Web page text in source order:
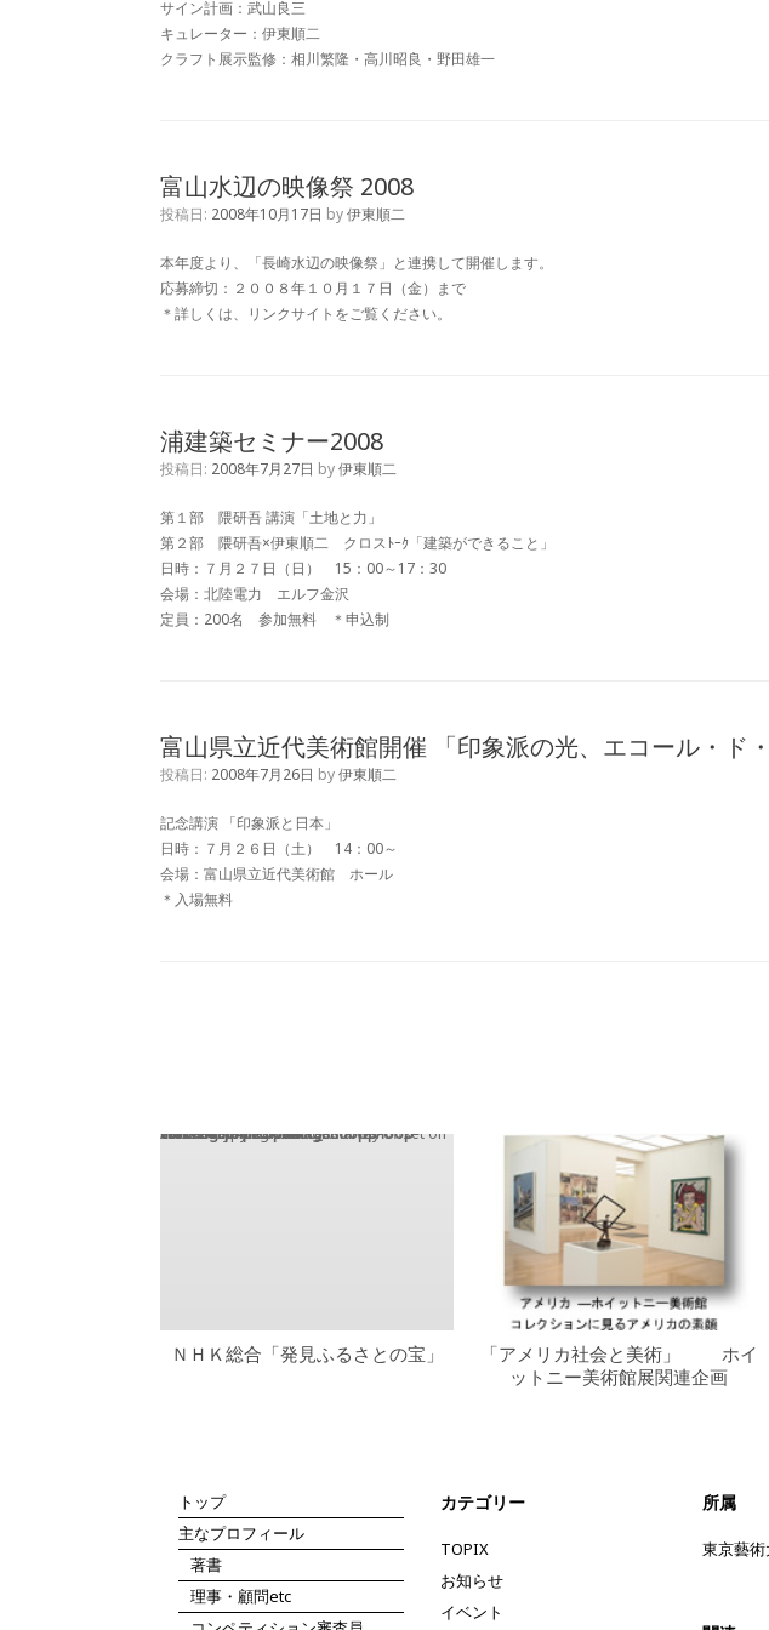
サイン計画：武山良三
キュレーター：伊東順二
クラフト展示監修：相川繁隆・高川昭良・野田雄一
富山水辺の映像祭 2008
投稿日: 2008年10月17日 by伊東順二
本年度より、「長崎水辺の映像祭」と連携して開催します。
応募締切：２００８年１０月１７日（金）まで
＊詳しくは、リンクサイトをご覧ください。
浦建築セミナー2008
投稿日: 2008年7月27日 by伊東順二
第１部 隈研吾 講演「土地と力」
第２部 隈研吾×伊東順二 クロスﾄｰｸ「建築ができること」
日時：７月２７日（日） 15：00～17：30
会場：北陸電力 エルフ金沢
定員：200名 参加無料 ＊申込制
富山県立近代美術館開催 「印象派の光、エコール・ド・
投稿日: 2008年7月26日 by伊東順二
記念講演 「印象派と日本」
日時：７月２６日（土） 14：00～
会場：富山県立近代美術館 ホール
＊入場無料
Warning
: Trying to access array offset on value of type bool in
/home/xsu4175/public_html/wp-content/themes/vantage/loops/loop-carousel.phpon line15
ＮＨＫ総合「発見ふるさとの宝」
「アメリカ社会と美術」 ホイ
ットニー美術館展関連企画
トップ
主なプロフィール
著書
理事・顧問etc
カテゴリー
TOPIX
お知らせ
イベント
所属
東京藝